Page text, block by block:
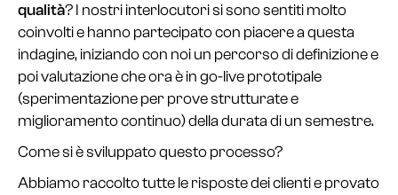
qualità? I nostri interlocutori si sono sentiti molto
coinvolti e hanno partecipato con piacere a questa
indagine, iniziando con noi un percorso di definizione e
poi valutazione che ora è in go-live prototipale
(sperimentazione per prove strutturate e
miglioramento continuo) della durata di un semestre.
Come si è sviluppato questo processo?
Abbiamo raccolto tutte le risposte dei clienti e provato